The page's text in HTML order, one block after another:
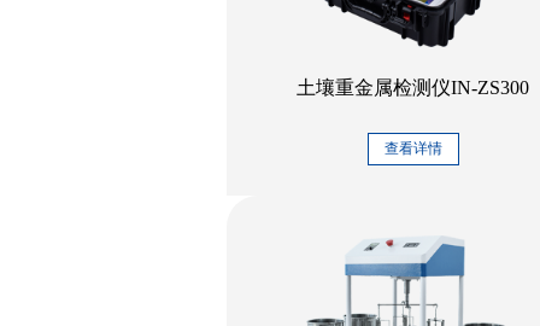
土壤重金属检测仪IN-ZS300
查看详情